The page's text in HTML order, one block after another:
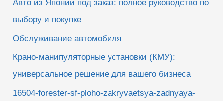
Авто из Японии под заказ: полное руководство по
выбору и покупке
Обслуживание автомобиля
Крано-манипуляторные установки (КМУ):
универсальное решение для вашего бизнеса
16504-forester-sf-ploho-zakryvaetsya-zadnyaya-